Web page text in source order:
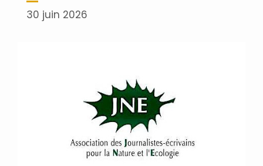
30 juin 2026